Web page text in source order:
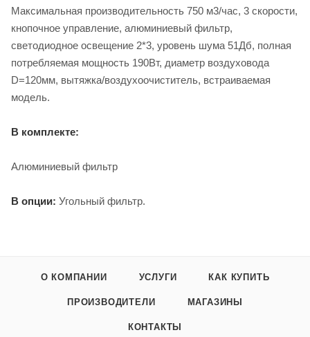
Максимальная производительность 750 м3/час, 3 скорости,
кнопочное управление, алюминиевый фильтр,
светодиодное освещение 2*3, уровень шума 51Дб, полная
потребляемая мощность 190Вт, диаметр воздуховода
D=120мм, вытяжка/воздухоочиститель, встраиваемая
модель.
В комплекте:
Алюминиевый фильтр
В опции: Угольный фильтр.
О КОМПАНИИ УСЛУГИ КАК КУПИТЬ
ПРОИЗВОДИТЕЛИ МАГАЗИНЫ
КОНТАКТЫ